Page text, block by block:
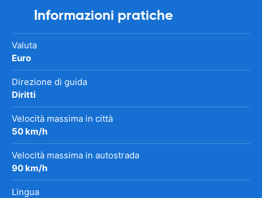
Informazioni pratiche
Valuta
Euro
Direzione di guida
Diritti
Velocità massima in città
50 km/h
Velocità massima in autostrada
90 km/h
Lingua